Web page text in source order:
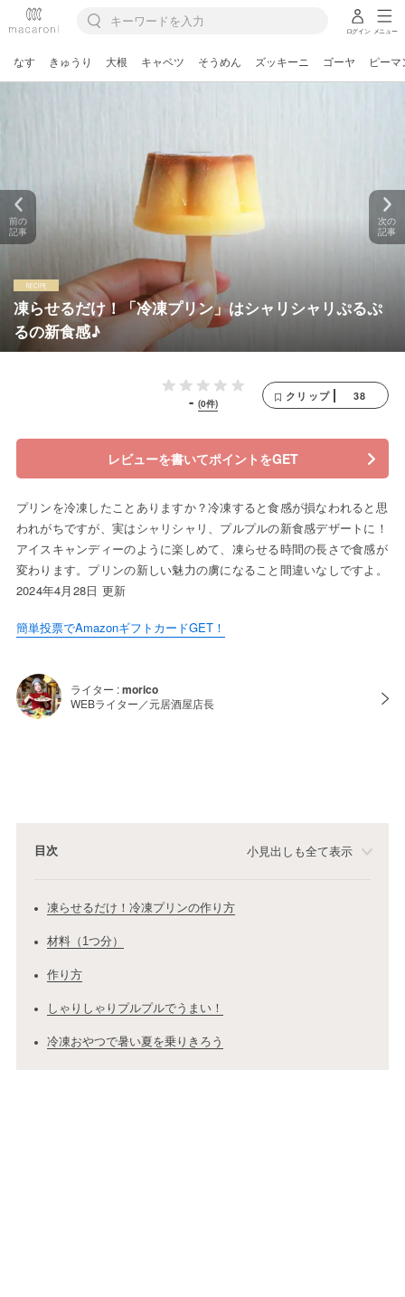
ログイン メニュー
なす きゅうり 大根 キャベツ そうめん ズッキーニ ゴーヤ ピーマ
凍らせるだけ！「冷凍プリン」はシャリシャリぷるぷ
るの新食感♪
前の
記事
次の
記事
- (0件)
クリップ 38
レビューを書いてポイントをGET
プリンを冷凍したことありますか？冷凍すると食感が損なわれると思
われがちですが、実はシャリシャリ、プルプルの新食感デザートに！
アイスキャンディーのように楽しめて、凍らせる時間の長さで食感が
変わります。プリンの新しい魅力の虜になること間違いなしですよ。
2024年4月28日 更新
簡単投票でAmazonギフトカードGET！
ライター :morico
WEBライター／元居酒屋店長
目次 小見出しも全て表示
凍らせるだけ！冷凍プリンの作り方
材料（1つ分）
作り方
しゃりしゃりプルプルでうまい！
冷凍おやつで暑い夏を乗りきろう